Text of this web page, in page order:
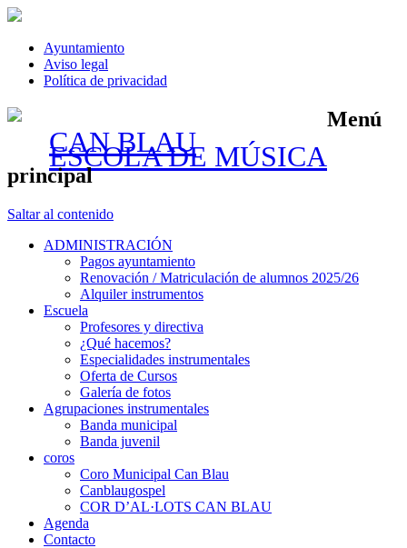
Ayuntamiento
Aviso legal
Política de privacidad
CAN BLAU
ESCOLA DE MÚSICA
Menú
principal
Saltar al contenido
ADMINISTRACIÓN
Pagos ayuntamiento
Renovación / Matriculación de alumnos 2025/26
Alquiler instrumentos
Escuela
Profesores y directiva
¿Qué hacemos?
Especialidades instrumentales
Oferta de Cursos
Galería de fotos
Agrupaciones instrumentales
Banda municipal
Banda juvenil
coros
Coro Municipal Can Blau
Canblaugospel
COR D’AL·LOTS CAN BLAU
Agenda
Contacto